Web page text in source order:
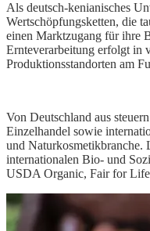
Als deutsch-kenianisches
Wertschöpfungsketten, die
einen Marktzugang für ihre
Ernteverarbeitung erfolgt in
Produktionsstandorten am
Von Deutschland aus
Einzelhandel sowie
und Naturkosmetikbranche.
internationalen Bio- und
USDA Organic, Fair for